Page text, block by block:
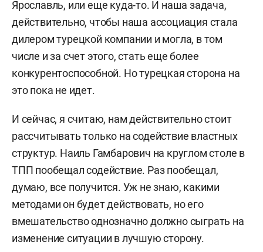
Ярославль, или еще куда-то. И наша задача,
действительно, чтобы наша ассоциация стала
дилером турецкой компании и могла, в том
числе и за счет этого, стать еще более
конкурентоспособной. Но турецкая сторона на
это пока не идет.
И сейчас, я считаю, нам действительно стоит
рассчитывать только на содействие властных
структур. Наиль Гамбарович на круглом столе в
ТПП пообещал содействие. Раз пообещал,
думаю, все получится. Уж не знаю, какими
методами он будет действовать, но его
вмешательство однозначно должно сыграть на
изменение ситуации в лучшую сторону.